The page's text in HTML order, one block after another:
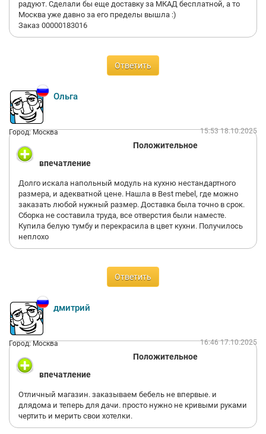
радуют. Сделали бы еще доставку за МКАД бесплатной, а то
Москва уже давно за его пределы вышла :)
Заказ 00000183016
Ответить
Ольга
Город: Москва 15:53 18.10.2025
Положительное
впечатление
Долго искала напольный модуль на кухню нестандартного
размера, и адекватной цене. Нашла в Best mebel, где можно
заказать любой нужный размер. Доставка была точно в срок.
Сборка не составила труда, все отверстия были наместе.
Купила белую тумбу и перекрасила в цвет кухни. Получилось
неплохо
Ответить
дмитрий
Город: Москва 16:46 17.10.2025
Положительное
впечатление
Отличный магазин. заказываем бебель не впервые. и
длядома и теперь для дачи. просто нужно не кривыми руками
чертить и мерить свои хотелки.